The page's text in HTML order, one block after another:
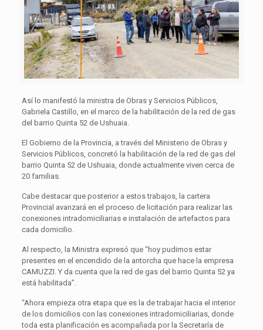
Así lo manifestó la ministra de Obras y Servicios Públicos,
Gabriela Castillo, en el marco de la habilitación de la red de gas
del barrio Quinta 52 de Ushuaia.
El Gobierno de la Provincia, a través del Ministerio de Obras y
Servicios Públicos, concretó la habilitación de la red de gas del
barrio Quinta 52 de Ushuaia, donde actualmente viven cerca de
20 familias.
Cabe destacar que posterior a estos trabajos, la cartera
Provincial avanzará en el proceso de licitación para realizar las
conexiones intradomiciliarias e instalación de artefactos para
cada domicilio.
Al respecto, la Ministra expresó que “hoy pudimos estar
presentes en el encendido de la antorcha que hace la empresa
CAMUZZI. Y da cuenta que la red de gas del barrio Quinta 52 ya
está habilitada”.
“Ahora empieza otra etapa que es la de trabajar hacia el interior
de los domicilios con las conexiones intradomiciliarias, donde
toda esta planificación es acompañada por la Secretaría de